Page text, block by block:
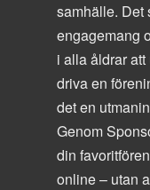
samhälle. Det
engagemang
i alla åldrar
driva en
det en
Genom
din
online – utan